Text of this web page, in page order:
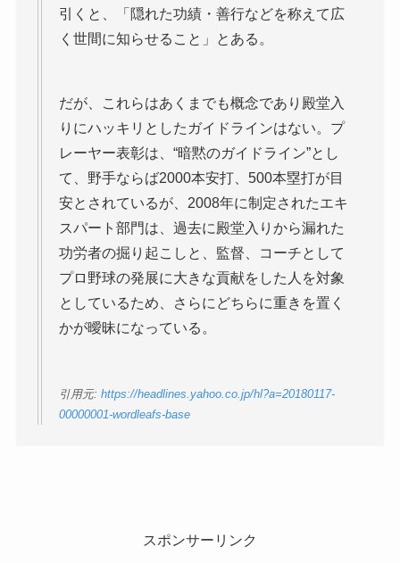
引くと、「隠れた功績・善行などを称えて広
く世間に知らせること」とある。
だが、これらはあくまでも概念であり殿堂入
りにハッキリとしたガイドラインはない。プ
レーヤー表彰は、“暗黙のガイドライン”とし
て、野手ならば2000本安打、500本塁打が目
安とされているが、2008年に制定されたエキ
スパート部門は、過去に殿堂入りから漏れた
功労者の掘り起こしと、監督、コーチとして
プロ野球の発展に大きな貢献をした人を対象
としているため、さらにどちらに重きを置く
かが曖昧になっている。
引用元: https://headlines.yahoo.co.jp/hl?a=20180117-
00000001-wordleafs-base
スポンサーリンク